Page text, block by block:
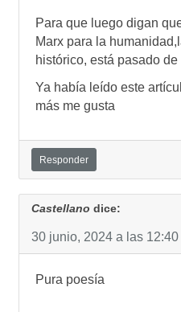
Para que luego digan
Marx para la
histórico, está pasado de
Ya había leído este
más me gusta
Responder
Castellano dice:
30 junio, 2024 a las 12:40
Pura poesía